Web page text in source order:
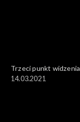
Trzeci punkt widzenia
14.03.2021